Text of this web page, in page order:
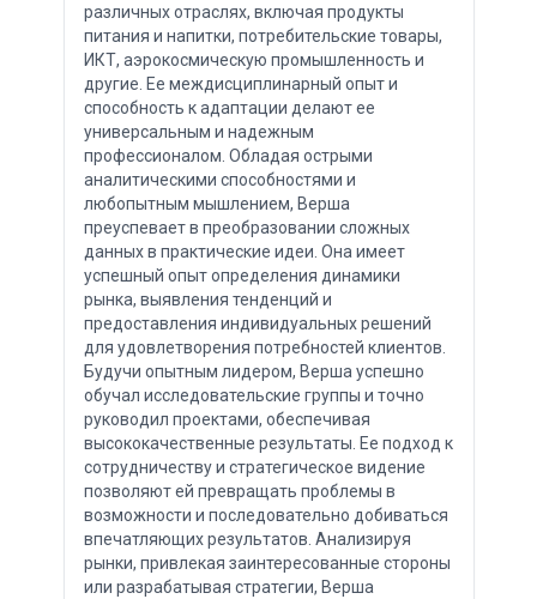
различных отраслях, включая продукты
питания и напитки, потребительские товары,
ИКТ, аэрокосмическую промышленность и
другие. Ее междисциплинарный опыт и
способность к адаптации делают ее
универсальным и надежным
профессионалом. Обладая острыми
аналитическими способностями и
любопытным мышлением, Верша
преуспевает в преобразовании сложных
данных в практические идеи. Она имеет
успешный опыт определения динамики
рынка, выявления тенденций и
предоставления индивидуальных решений
для удовлетворения потребностей клиентов.
Будучи опытным лидером, Верша успешно
обучал исследовательские группы и точно
руководил проектами, обеспечивая
высококачественные результаты. Ее подход к
сотрудничеству и стратегическое видение
позволяют ей превращать проблемы в
возможности и последовательно добиваться
впечатляющих результатов. Анализируя
рынки, привлекая заинтересованные стороны
или разрабатывая стратегии, Верша